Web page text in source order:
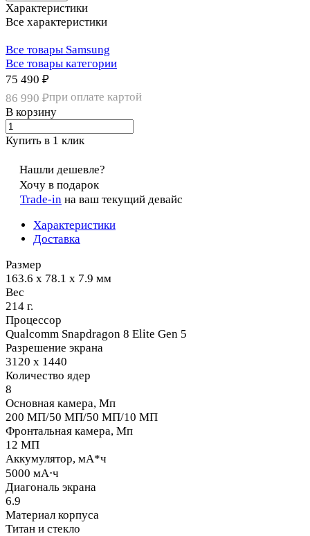
Характеристики
Все характеристики
Все товары Samsung
Все товары категории
75 490 ₽
86 990 ₽при оплате картой
В корзину
Купить в 1 клик
Нашли дешевле?
Хочу в подарок
Trade-in на ваш текущий девайс
Характеристики
Доставка
Размер
163.6 x 78.1 x 7.9 мм
Вес
214 г.
Процессор
Qualcomm Snapdragon 8 Elite Gen 5
Разрешение экрана
3120 x 1440
Количество ядер
8
Основная камера, Мп
200 МП/50 МП/50 МП/10 МП
Фронтальная камера, Мп
12 МП
Аккумулятор, мА*ч
5000 мА⋅ч
Диагональ экрана
6.9
Материал корпуса
Титан и стекло